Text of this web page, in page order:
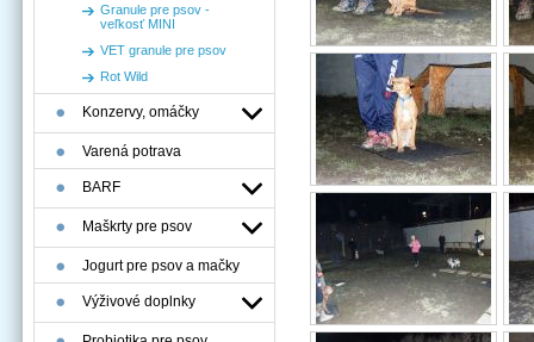
Granule pre psov -
veľkosť MINI
VET granule pre psov
Rot Wild
Konzervy, omáčky
Varená potrava
BARF
Maškrty pre psov
Jogurt pre psov a mačky
Výživové doplnky